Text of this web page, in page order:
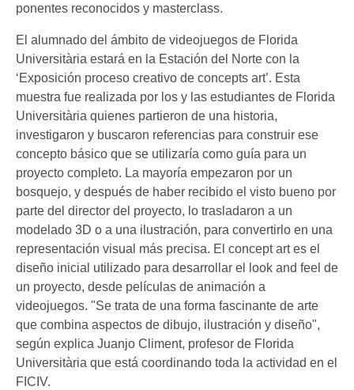
ponentes reconocidos y masterclass.
El alumnado del ámbito de videojuegos de Florida
Universitària estará en la Estación del Norte con la
‘Exposición proceso creativo de concepts art’. Esta
muestra fue realizada por los y las estudiantes de Florida
Universitària quienes partieron de una historia,
investigaron y buscaron referencias para construir ese
concepto básico que se utilizaría como guía para un
proyecto completo. La mayoría empezaron por un
bosquejo, y después de haber recibido el visto bueno por
parte del director del proyecto, lo trasladaron a un
modelado 3D o a una ilustración, para convertirlo en una
representación visual más precisa. El concept art es el
diseño inicial utilizado para desarrollar el look and feel de
un proyecto, desde películas de animación a
videojuegos. "Se trata de una forma fascinante de arte
que combina aspectos de dibujo, ilustración y diseño",
según explica Juanjo Climent, profesor de Florida
Universitària que está coordinando toda la actividad en el
FICIV.